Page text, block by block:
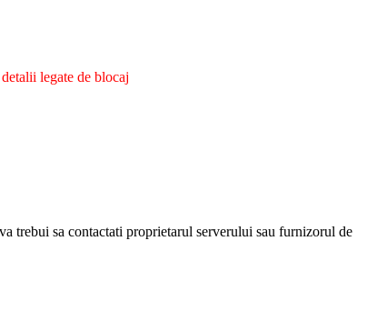
legate de blocaj
trebui sa contactati proprietarul serverului sau furnizorul de